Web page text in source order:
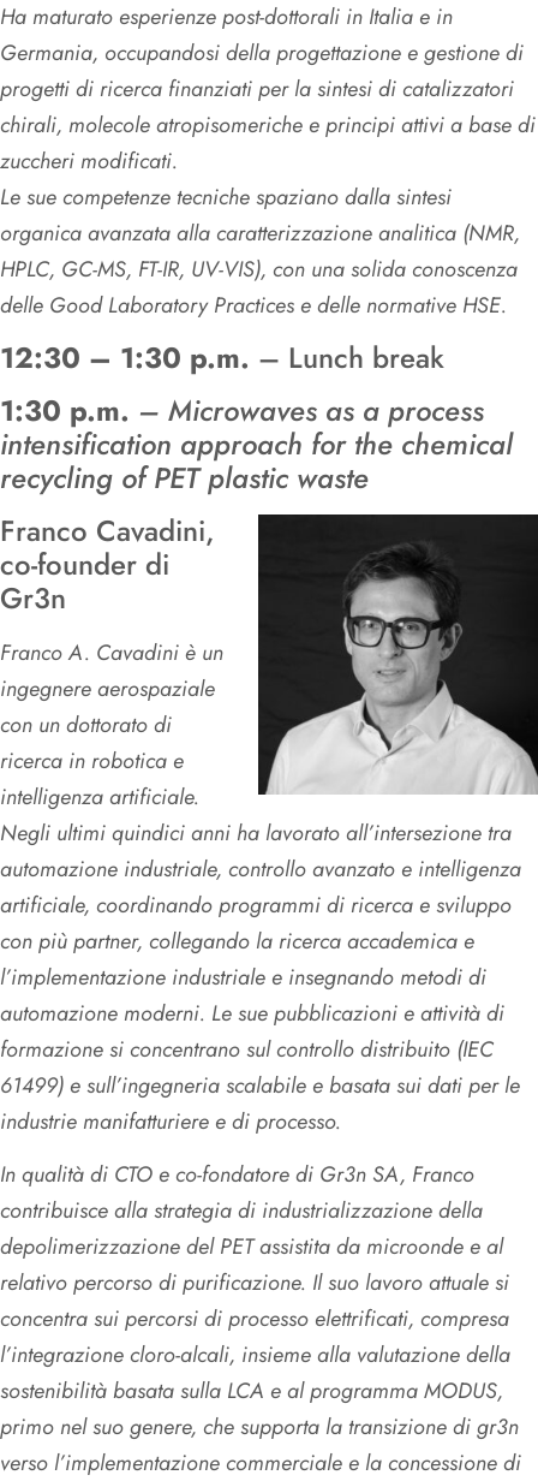
Ha maturato esperienze post-dottorali in Italia e in
Germania, occupandosi della progettazione e gestione di
progetti di ricerca finanziati per la sintesi di catalizzatori
chirali, molecole atropisomeriche e principi attivi a base di
zuccheri modificati.
Le sue competenze tecniche spaziano dalla sintesi
organica avanzata alla caratterizzazione analitica (NMR,
HPLC, GC-MS, FT-IR, UV-VIS), con una solida conoscenza
delle Good Laboratory Practices e delle normative HSE.
12:30 – 1:30 p.m. – Lunch break
1:30 p.m. – Microwaves as a process
intensification approach for the chemical
recycling of PET plastic waste
Franco Cavadini,
co-founder di
Gr3n
Franco A. Cavadini è un
ingegnere aerospaziale
con un dottorato di
ricerca in robotica e
intelligenza artificiale.
Negli ultimi quindici anni ha lavorato all’intersezione tra
automazione industriale, controllo avanzato e intelligenza
artificiale, coordinando programmi di ricerca e sviluppo
con più partner, collegando la ricerca accademica e
l’implementazione industriale e insegnando metodi di
automazione moderni. Le sue pubblicazioni e attività di
formazione si concentrano sul controllo distribuito (IEC
61499) e sull’ingegneria scalabile e basata sui dati per le
industrie manifatturiere e di processo.
In qualità di CTO e co-fondatore di Gr3n SA, Franco
contribuisce alla strategia di industrializzazione della
depolimerizzazione del PET assistita da microonde e al
relativo percorso di purificazione. Il suo lavoro attuale si
concentra sui percorsi di processo elettrificati, compresa
l’integrazione cloro-alcali, insieme alla valutazione della
sostenibilità basata sulla LCA e al programma MODUS,
primo nel suo genere, che supporta la transizione di gr3n
verso l’implementazione commerciale e la concessione di